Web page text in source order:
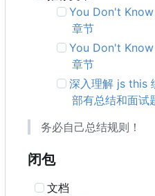
You Don't
章节
You Don't
章节
深入理解 js this
部有总结和面试
务必自己总结规则！
闭包
文档